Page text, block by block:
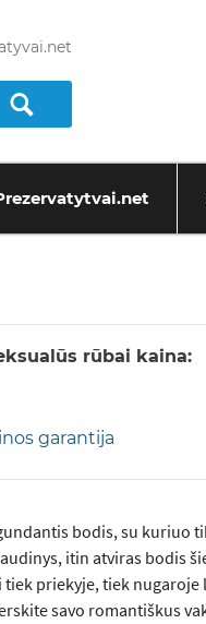
rūbai kaina:
garantija
bodis, su kuriuo
itin atviras bodis
priekyje, tiek
savo romantiškus